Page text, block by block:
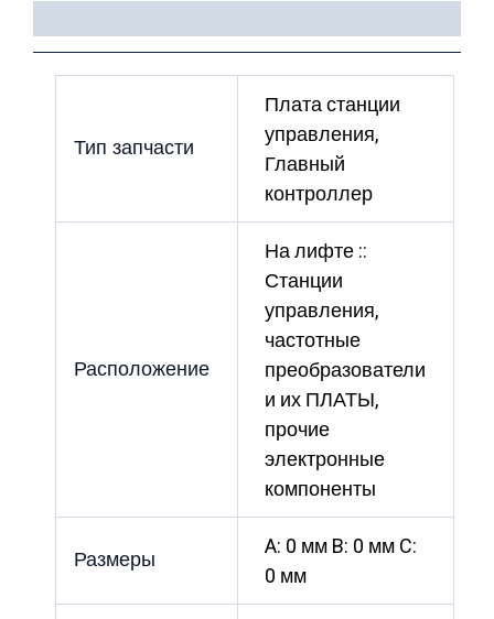
Тип запчасти
Плата станции
управления,
Главный
контроллер
Расположение
На лифте ::
Станции
управления,
частотные
преобразователи
и их ПЛАТЫ,
прочие
электронные
компоненты
Размеры
A: 0 мм B: 0 мм C:
0 мм